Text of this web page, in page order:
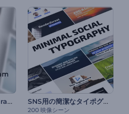
ダイナミックなInstagramのプロフィール用の動画 SNS用の簡潔なタイポグラフィ
200 映像シーン